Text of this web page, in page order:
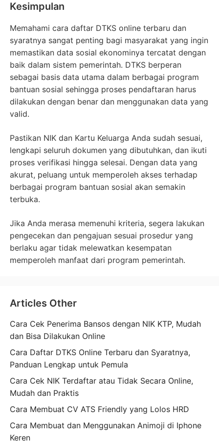
Kesimpulan
Memahami cara daftar DTKS online terbaru dan
syaratnya sangat penting bagi masyarakat yang ingin
memastikan data sosial ekonominya tercatat dengan
baik dalam sistem pemerintah. DTKS berperan
sebagai basis data utama dalam berbagai program
bantuan sosial sehingga proses pendaftaran harus
dilakukan dengan benar dan menggunakan data yang
valid.
Pastikan NIK dan Kartu Keluarga Anda sudah sesuai,
lengkapi seluruh dokumen yang dibutuhkan, dan ikuti
proses verifikasi hingga selesai. Dengan data yang
akurat, peluang untuk memperoleh akses terhadap
berbagai program bantuan sosial akan semakin
terbuka.
Jika Anda merasa memenuhi kriteria, segera lakukan
pengecekan dan pengajuan sesuai prosedur yang
berlaku agar tidak melewatkan kesempatan
memperoleh manfaat dari program pemerintah.
Articles Other
Cara Cek Penerima Bansos dengan NIK KTP, Mudah
dan Bisa Dilakukan Online
Cara Daftar DTKS Online Terbaru dan Syaratnya,
Panduan Lengkap untuk Pemula
Cara Cek NIK Terdaftar atau Tidak Secara Online,
Mudah dan Praktis
Cara Membuat CV ATS Friendly yang Lolos HRD
Cara Membuat dan Menggunakan Animoji di Iphone
Keren